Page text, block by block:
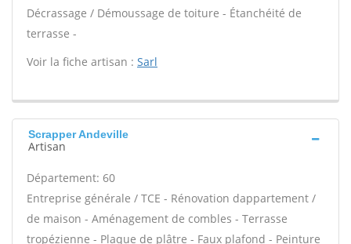
Décrassage / Démoussage de toiture - Étanchéité de
terrasse -
Voir la fiche artisan : Sarl
Scrapper Andeville
Artisan
Département: 60
Entreprise générale / TCE - Rénovation dappartement /
de maison - Aménagement de combles - Terrasse
tropézienne - Plaque de plâtre - Faux plafond - Peinture